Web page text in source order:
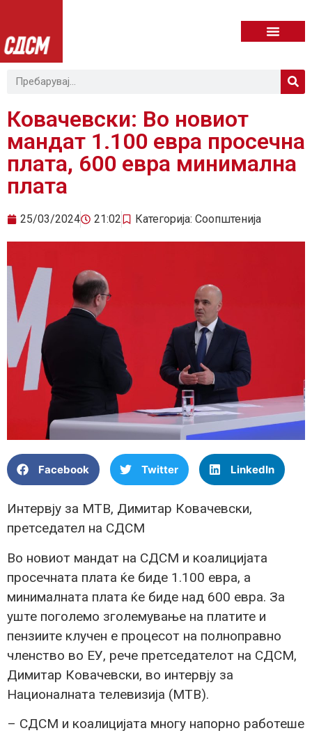
Ковачевски: Во новиот
мандат 1.100 евра просечна
плата, 600 евра минимална
плата
25/03/2024 21:02 Категорија: Соопштенија
Facebook Twitter LinkedIn
Интервју за МТВ, Димитар Ковачевски,
претседател на СДСМ
Во новиот мандат на СДСМ и коалицијата
просечната плата ќе биде 1.100 евра, а
минималната плата ќе биде над 600 евра. За
уште поголемо зголемување на платите и
пензиите клучен е процесот на полноправно
членство во ЕУ, рече претседателот на СДСМ,
Димитар Ковачевски, во интервју за
Националната телевизија (МТВ).
– СДСМ и коалицијата многу напорно работеше